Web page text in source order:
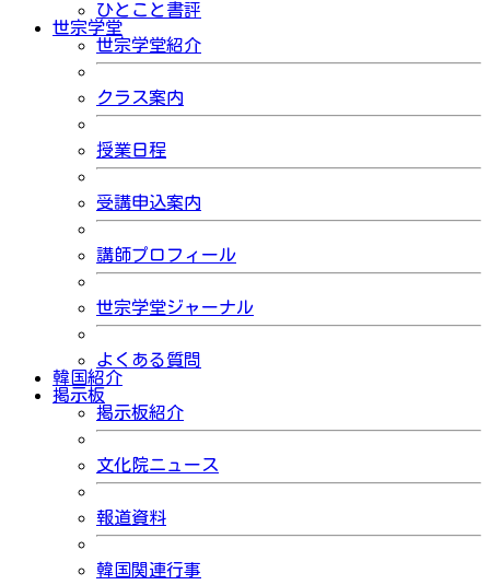
ひとこと書評
世宗学堂
世宗学堂紹介
クラス案内
授業日程
受講申込案内
講師プロフィール
世宗学堂ジャーナル
よくある質問
韓国紹介
掲示板
掲示板紹介
文化院ニュース
報道資料
韓国関連行事